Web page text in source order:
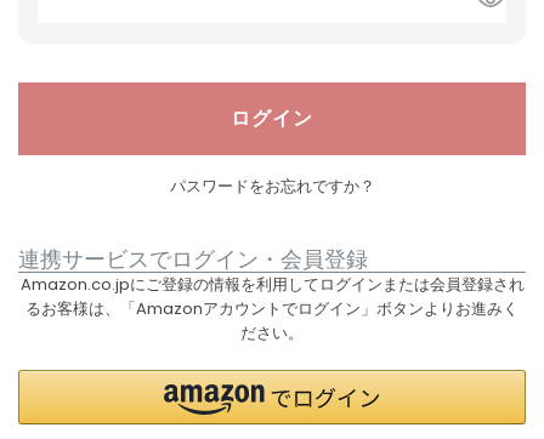
ログイン
パスワードをお忘れですか？
連携サービスでログイン・会員登録
Amazon.co.jpにご登録の情報を利用してログインまたは会員登録され
るお客様は、「Amazonアカウントでログイン」ボタンよりお進みく
ださい。